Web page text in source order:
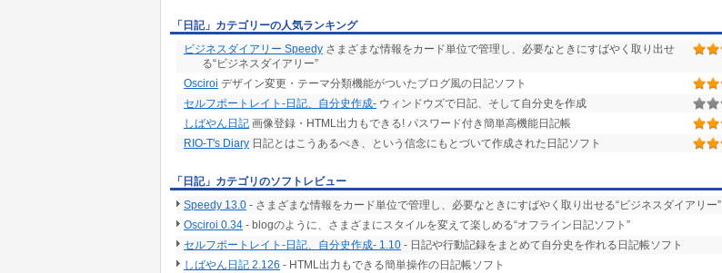
「日記」カテゴリーの人気ランキング
ビジネスダイアリー Speedy さまざまな情報をカード単位で管理し、必要なときにすばやく取り出せ
る“ビジネスダイアリー”
Osciroi デザイン変更・テーマ分類機能がついたブログ風の日記ソフト
セルフポートレイト-日記、自分史作成- ウィンドウズで日記、そして自分史を作成
しばやん日記 画像登録・HTML出力もできる! パスワード付き簡単高機能日記帳
RIO-T's Diary 日記とはこうあるべき、という信念にもとづいて作成された日記ソフト
「日記」カテゴリのソフトレビュー
Speedy 13.0 - さまざまな情報をカード単位で管理し、必要なときにすばやく取り出せる“ビジネスダイアリー”
Osciroi 0.34 - blogのように、さまざまにスタイルを変えて楽しめる“オフライン日記ソフト”
セルフポートレイト-日記、自分史作成- 1.10 - 日記や行動記録をまとめて自分史を作れる日記帳ソフト
しばやん日記 2.126 - HTML出力もできる簡単操作の日記帳ソフト